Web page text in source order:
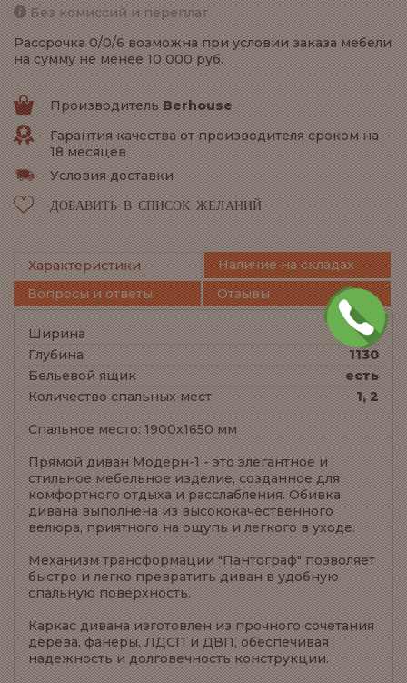
Без комиссий и переплат
Рассрочка 0/0/6 возможна при условии заказа мебели
на сумму не менее 10 000 руб.
ПроизводительBerhouse
Гарантия качества от производителя сроком на
18 месяцев
Условия доставки
ДОБАВИТЬ В СПИСОК ЖЕЛАНИЙ
Характеристики
Наличие на складах
Вопросы и ответы
Отзывы
Ширина
2360
Глубина
1130
Бельевой ящик
есть
Количество спальных мест
1, 2
Спальное место: 1900x1650 мм
Прямой диван Модерн-1 - это элегантное и
стильное мебельное изделие, созданное для
комфортного отдыха и расслабления. Обивка
дивана выполнена из высококачественного
велюра, приятного на ощупь и легкого в уходе.
Механизм трансформации "Пантограф" позволяет
быстро и легко превратить диван в удобную
спальную поверхность.
Каркас дивана изготовлен из прочного сочетания
дерева, фанеры, ЛДСП и ДВП, обеспечивая
надежность и долговечность конструкции.